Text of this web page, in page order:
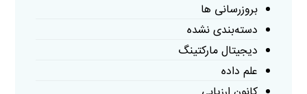
بروزرسانی ها
دسته‌بندی نشده
دیجیتال مارکتینگ
علم داده